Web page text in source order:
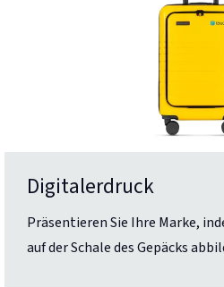
Digitalerdruck
Präsentieren Sie Ihre Marke,
auf der Schale des Gepäcks